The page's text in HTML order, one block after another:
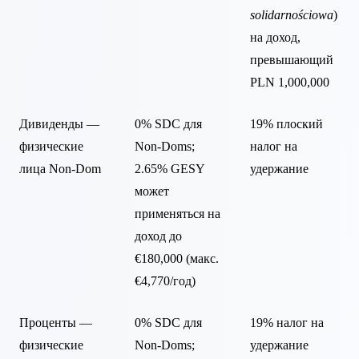
solidarnościowa)
на доход,
превышающий
PLN 1,000,000
Дивиденды —
физические
лица Non-Dom
0% SDC для
Non-Doms;
2.65% GESY
может
применяться на
доход до
€180,000 (макс.
€4,770/год)
19% плоский
налог на
удержание
Проценты —
физические
0% SDC для
Non-Doms;
19% налог на
удержание